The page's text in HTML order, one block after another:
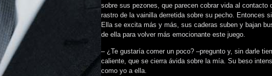
sobre sus pezones, que parecen cobrar vida al contacto
rastro de la vainilla derretida sobre su pecho. Entonces
Ella se excita más y más, sus caderas suben y bajan
de ella para volver más emocionante este juego.
– ¿Te gustaría comer un poco? –pregunto y, sin darle
caliente, que se cierra ávida sobre la mía. Su beso
como yo a ella.